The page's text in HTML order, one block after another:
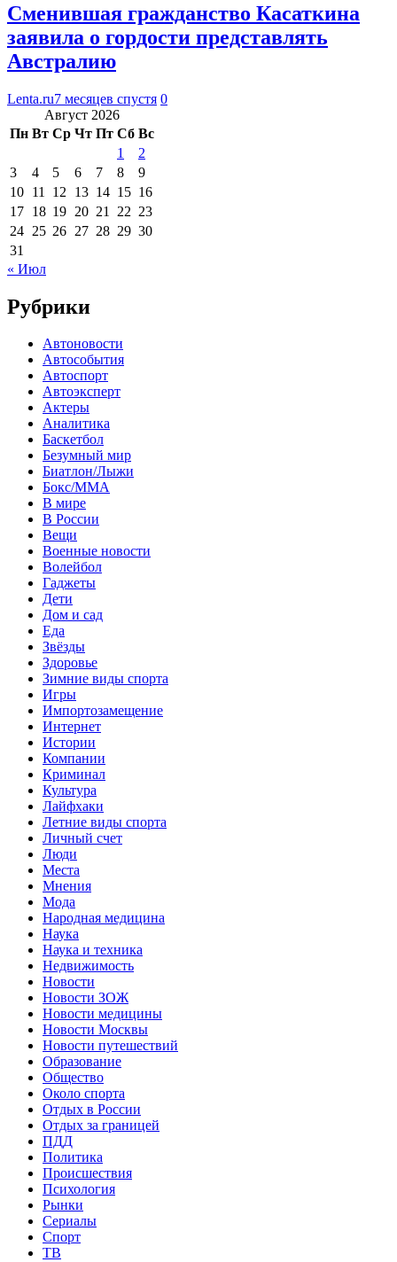
Сменившая гражданство Касаткина
заявила о гордости представлять
Австралию
Lenta.ru7 месяцев спустя 0
Август 2026
Пн Вт Ср Чт Пт Сб Вс
1
2
3
4 5 6 7 8
9
10 11 12 13 14 15 16
17 18 19 20 21 22 23
24 25 26 27 28 29 30
31
« Июл
Рубрики
Автоновости
Автособытия
Автоспорт
Автоэксперт
Актеры
Аналитика
Баскетбол
Безумный мир
Биатлон/Лыжи
Бокс/MMA
В мире
В России
Вещи
Военные новости
Волейбол
Гаджеты
Дети
Дом и сад
Еда
Звёзды
Здоровье
Зимние виды спорта
Игры
Импортозамещение
Интернет
Истории
Компании
Криминал
Культура
Лайфхаки
Летние виды спорта
Личный счет
Люди
Места
Мнения
Мода
Народная медицина
Наука
Наука и техника
Недвижимость
Новости
Новости ЗОЖ
Новости медицины
Новости Москвы
Новости путешествий
Образование
Общество
Около спорта
Отдых в России
Отдых за границей
ПДД
Политика
Происшествия
Психология
Рынки
Сериалы
Спорт
ТВ